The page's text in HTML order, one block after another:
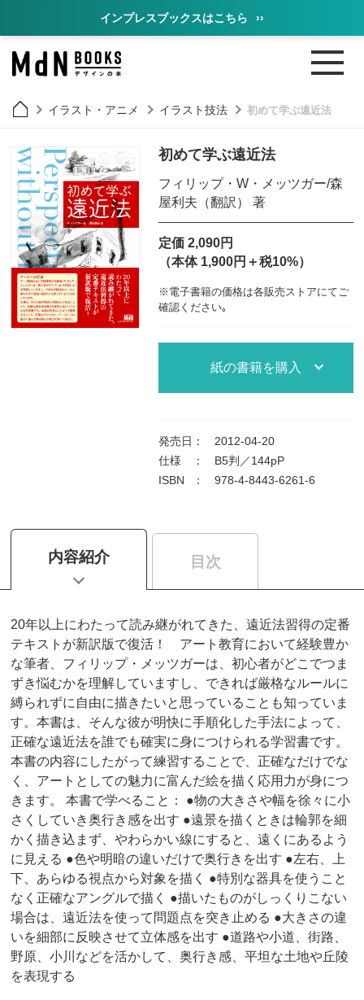
インプレスブックスはこちら ››
イラスト・アニメ イラスト技法 初めて学ぶ遠近法
初めて学ぶ遠近法
フィリップ・W・メッツガー/森
屋利夫（翻訳） 著
定価 2,090円
（本体 1,900円＋税10%）
※電子書籍の価格は各販売ストアにてご
確認ください｡
紙の書籍を購入
発売日 ：
2012-04-20
仕様
：
B5判／144pP
ISBN
： 978-4-8443-6261-6
内容紹介 目次
20年以上にわたって読み継がれてきた、遠近法習得の定番
テキストが新訳版で復活！ アート教育において経験豊か
な筆者、フィリップ・メッツガーは、初心者がどこでつま
ずき悩むかを理解していますし、できれば厳格なルールに
縛られずに自由に描きたいと思っていることも知っていま
す。本書は、そんな彼が明快に手順化した手法によって、
正確な遠近法を誰でも確実に身につけられる学習書です。
本書の内容にしたがって練習することで、正確なだけでな
く、アートとしての魅力に富んだ絵を描く応用力が身につ
きます。 本書で学べること： ●物の大きさや幅を徐々に小
さくしていき奥行き感を出す ●遠景を描くときは輪郭を細
かく描き込まず、やわらかい線にすると、遠くにあるよう
に見える ●色や明暗の違いだけで奥行きを出す ●左右、上
下、あらゆる視点から対象を描く ●特別な器具を使うこと
なく正確なアングルで描く ●描いたものがしっくりこない
場合は、遠近法を使って問題点を突き止める ●大きさの違
いを細部に反映させて立体感を出す ●道路や小道、街路、
野原、小川などを活かして、奥行き感、平坦な土地や丘陵
を表現する